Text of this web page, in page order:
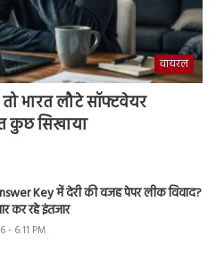
वायरल
भारत लौटे सॉफ्टवेयर
कुछ सिखाया
Key में देरी की वजह पेपर लीक विवाद?
कर रहे इंतजार
- 6:11 PM